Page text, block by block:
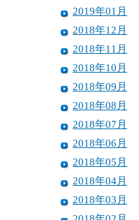
2019年01月
2018年12月
2018年11月
2018年10月
2018年09月
2018年08月
2018年07月
2018年06月
2018年05月
2018年04月
2018年03月